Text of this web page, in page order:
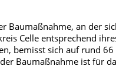
Baumaßnahme, an der
Celle entsprechend
bemisst sich auf rund 66
Baumaßnahme ist für